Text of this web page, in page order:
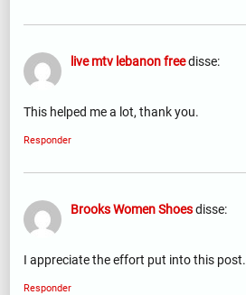
live mtv lebanon freedisse:
This helped me a lot, thank you.
Responder
Brooks Women Shoesdisse:
I appreciate the effort put into this post.
Responder